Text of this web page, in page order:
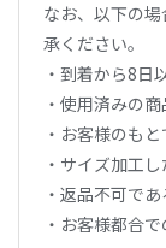
なお、以下の
承ください。
・到着から8日
・使用済みの商
・お客様のも
・サイズ加工
・返品不可で
・お客様都合